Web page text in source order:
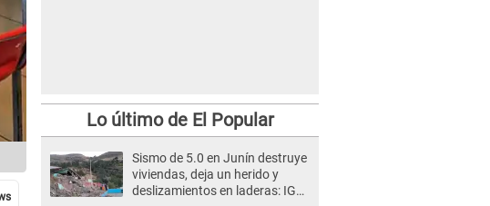
Lo último de El Popular
Sismo de 5.0 en Junín destruye
viviendas, deja un herido y
deslizamientos en laderas: IGP